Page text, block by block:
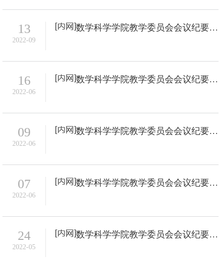
13
2022-09
数学科学学院教学委员会会议纪要-2022年9号
16
2022-06
数学科学学院教学委员会会议纪要-2022年8号
09
2022-06
数学科学学院教学委员会会议纪要-2022年7号
07
2022-06
数学科学学院教学委员会会议纪要-2022年6号
24
2022-05
数学科学学院教学委员会会议纪要-2022年5号